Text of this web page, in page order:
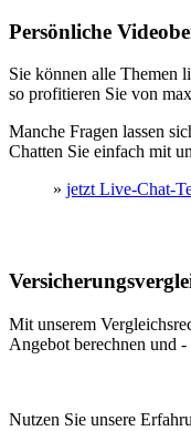
Persönliche
Sie können alle Themen
so profitieren Sie von
Manche Fragen lassen
Chatten Sie einfach mit
» jetzt Live-Chat-
Mit unserem
Angebot berechnen und
Nutzen Sie unsere